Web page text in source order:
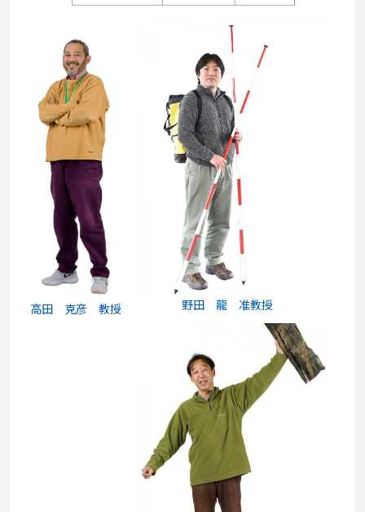
高田 克彦 教授 野田 龍 准教授